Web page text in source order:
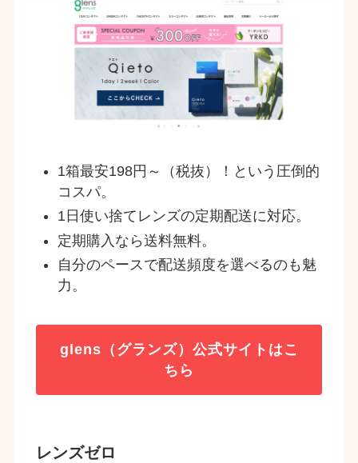
1箱最安198円～（税抜）！という圧倒的
コスパ。
1日使い捨てレンズの定期配送に対応。
定期購入なら送料無料。
自分のペースで配送頻度を選べるのも魅
力。
glens（グランズ） 公式サイトはこ
ちら
レンズゼロ